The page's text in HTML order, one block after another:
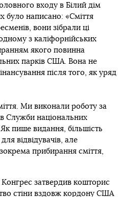
входу в Білий дім
було написано: «Сміття
вони зібрали ці
з каліфорнійських
якого повинна
парків США. Вона не
після того, як уряд
Ми виконали роботу за
Служби національних
пише видання, більшість
відвідувачів, але
прибирання сміття,
затвердив кошторис
стіни вздовж кордону США